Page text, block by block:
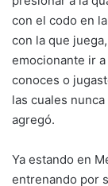
con el codo en
con la que
emocionante ir
conoces o
las cuales
agregó.
Ya estando en
entrenando por